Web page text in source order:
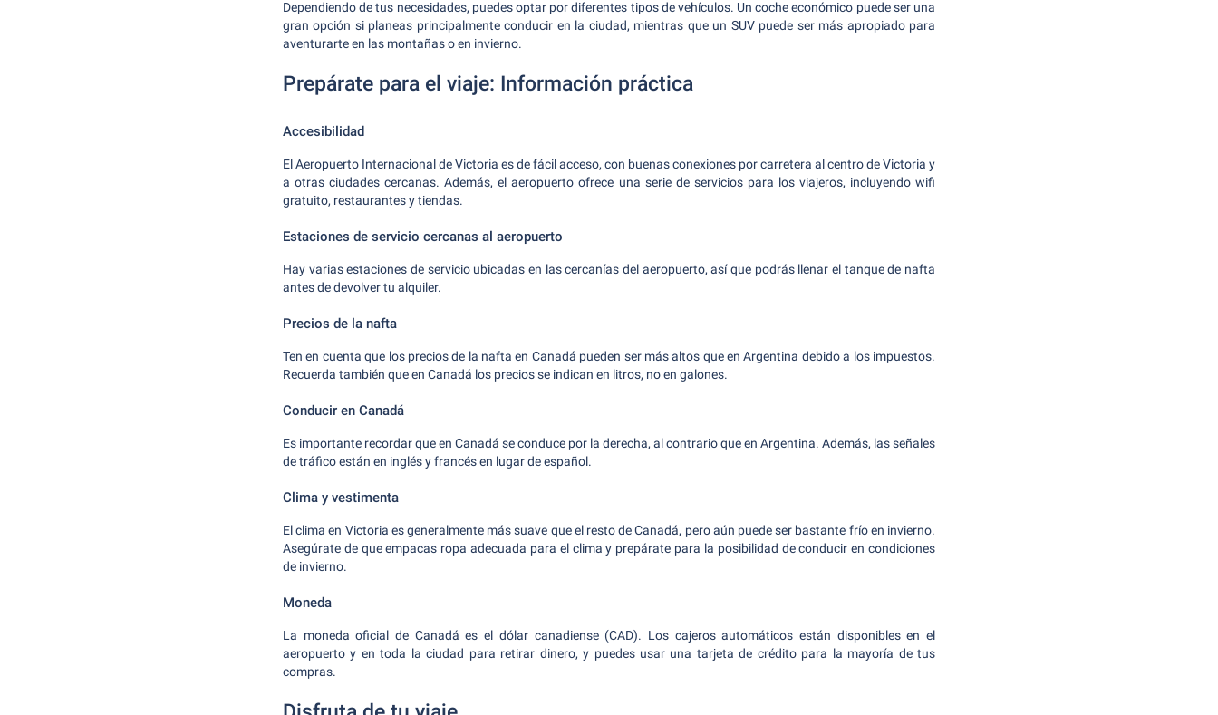
Dependiendo de tus necesidades, puedes optar por diferentes tipos de vehículos. Un coche económico puede ser una
gran opción si planeas principalmente conducir en la ciudad, mientras que un SUV puede ser más apropiado para
aventurarte en las montañas o en invierno.
Prepárate para el viaje: Información práctica
Accesibilidad
El Aeropuerto Internacional de Victoria es de fácil acceso, con buenas conexiones por carretera al centro de Victoria y
a otras ciudades cercanas. Además, el aeropuerto ofrece una serie de servicios para los viajeros, incluyendo wifi
gratuito, restaurantes y tiendas.
Estaciones de servicio cercanas al aeropuerto
Hay varias estaciones de servicio ubicadas en las cercanías del aeropuerto, así que podrás llenar el tanque de nafta
antes de devolver tu alquiler.
Precios de la nafta
Ten en cuenta que los precios de la nafta en Canadá pueden ser más altos que en Argentina debido a los impuestos.
Recuerda también que en Canadá los precios se indican en litros, no en galones.
Conducir en Canadá
Es importante recordar que en Canadá se conduce por la derecha, al contrario que en Argentina. Además, las señales
de tráfico están en inglés y francés en lugar de español.
Clima y vestimenta
El clima en Victoria es generalmente más suave que el resto de Canadá, pero aún puede ser bastante frío en invierno.
Asegúrate de que empacas ropa adecuada para el clima y prepárate para la posibilidad de conducir en condiciones
de invierno.
Moneda
La moneda oficial de Canadá es el dólar canadiense (CAD). Los cajeros automáticos están disponibles en el
aeropuerto y en toda la ciudad para retirar dinero, y puedes usar una tarjeta de crédito para la mayoría de tus
compras.